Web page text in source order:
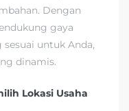
Dengan
gaya
untuk Anda,
dinamis.
Lokasi Usaha